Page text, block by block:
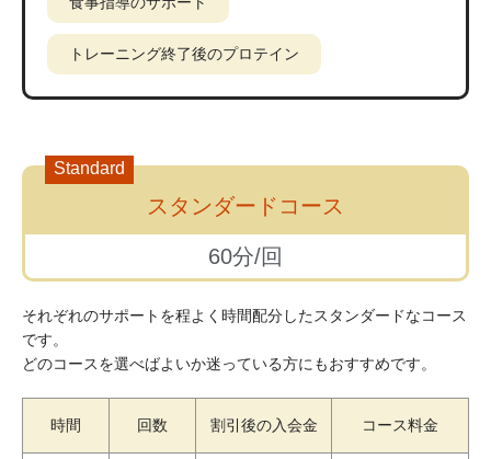
トレーニング終了後のプロテイン
Standard
スタンダードコース
60分/回
それぞれのサポートを程よく時間配分したスタンダードなコース
です。
どのコースを選べばよいか迷っている方にもおすすめです。
時間 回数 割引後の入会金 コース料金